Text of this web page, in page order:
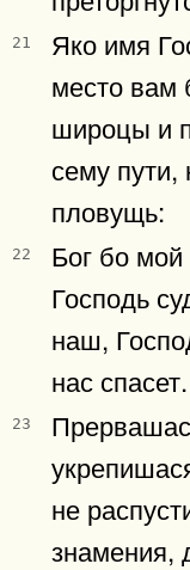
21
Яко имя
место вам
широцы и
сему пути,
пловущь:
22
Бог бо
Господь
наш,
нас спасет.
23
не
знамения,